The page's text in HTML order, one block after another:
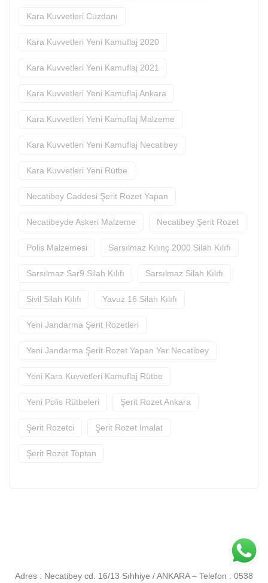
Kara Kuvvetleri Cüzdanı
Kara Kuvvetleri Yeni Kamuflaj 2020
Kara Kuvvetleri Yeni Kamuflaj 2021
Kara Kuvvetleri Yeni Kamuflaj Ankara
Kara Kuvvetleri Yeni Kamuflaj Malzeme
Kara Kuvvetleri Yeni Kamuflaj Necatibey
Kara Kuvvetleri Yeni Rütbe
Necatibey Caddesi Şerit Rozet Yapan
Necatibeyde Askeri Malzeme Necatibey Şerit Rozet
Polis Malzemesi Sarsılmaz Kılınç 2000 Silah Kılıfı
Sarsılmaz Sar9 Silah Kılıfı Sarsılmaz Silah Kılıfı
Sivil Silah Kılıfı Yavuz 16 Silah Kılıfı
Yeni Jandarma Şerit Rozetleri
Yeni Jandarma Şerit Rozet Yapan Yer Necatibey
Yeni Kara Kuvvetleri Kamuflaj Rütbe
Yeni Polis Rütbeleri Şerit Rozet Ankara
Şerit Rozetci Şerit Rozet Imalat
Şerit Rozet Toptan
Adres : Necatibey cd. 16/13 Sıhhiye / ANKARA – Telefon : 0538